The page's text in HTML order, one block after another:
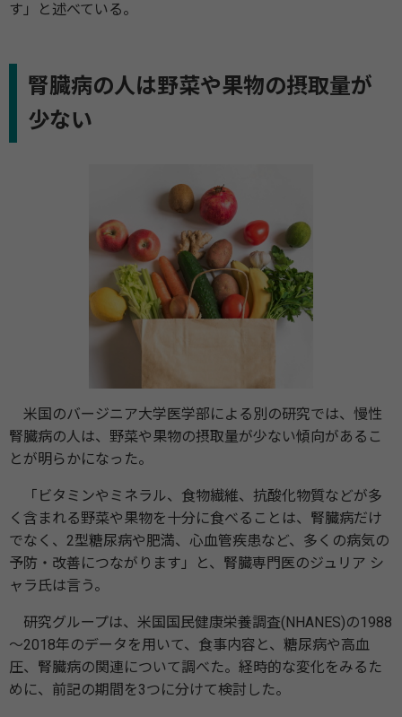
す」と述べている。
腎臓病の人は野菜や果物の摂取量が
少ない
米国のバージニア大学医学部による別の研究では、慢性
腎臓病の人は、野菜や果物の摂取量が少ない傾向があるこ
とが明らかになった。
「ビタミンやミネラル、食物繊維、抗酸化物質などが多
く含まれる野菜や果物を十分に食べることは、腎臓病だけ
でなく、2型糖尿病や肥満、心血管疾患など、多くの病気の
予防・改善につながります」と、腎臓専門医のジュリア シ
ャラ氏は言う。
研究グループは、米国国民健康栄養調査(NHANES)の1988
～2018年のデータを用いて、食事内容と、糖尿病や高血
圧、腎臓病の関連について調べた。経時的な変化をみるた
めに、前記の期間を3つに分けて検討した。